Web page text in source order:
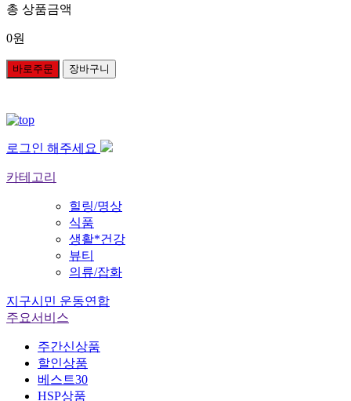
총 상품금액
0원
바로주문 장바구니
로그인 해주세요
카테고리
힐링/명상
식품
생활*건강
뷰티
의류/잡화
지구시민 운동연합
주요서비스
주간신상품
할인상품
베스트30
HSP상품